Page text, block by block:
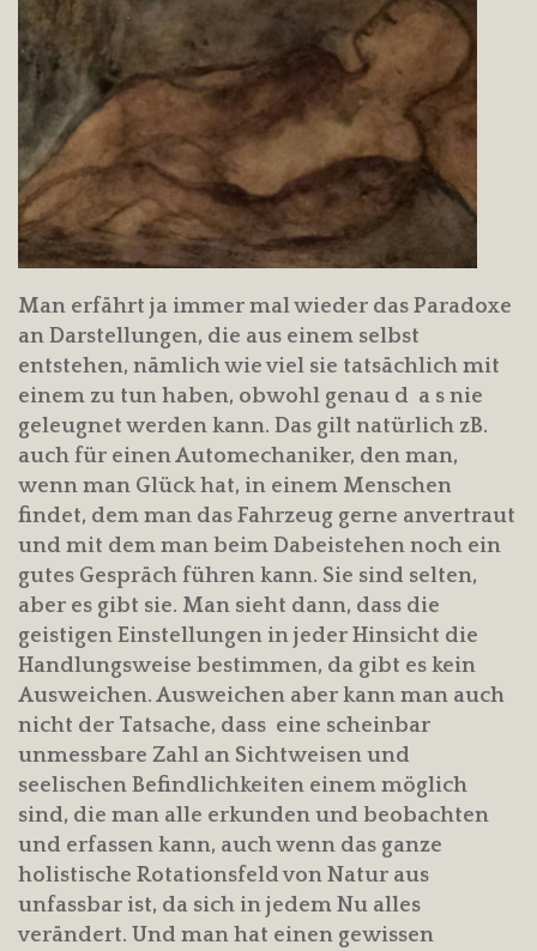
Man erfährt ja immer mal wieder das Paradoxe
an Darstellungen, die aus einem selbst
entstehen, nämlich wie viel sie tatsächlich mit
einem zu tun haben, obwohl genau d a s nie
geleugnet werden kann. Das gilt natürlich zB.
auch für einen Automechaniker, den man,
wenn man Glück hat, in einem Menschen
findet, dem man das Fahrzeug gerne anvertraut
und mit dem man beim Dabeistehen noch ein
gutes Gespräch führen kann. Sie sind selten,
aber es gibt sie. Man sieht dann, dass die
geistigen Einstellungen in jeder Hinsicht die
Handlungsweise bestimmen, da gibt es kein
Ausweichen. Ausweichen aber kann man auch
nicht der Tatsache, dass eine scheinbar
unmessbare Zahl an Sichtweisen und
seelischen Befindlichkeiten einem möglich
sind, die man alle erkunden und beobachten
und erfassen kann, auch wenn das ganze
holistische Rotationsfeld von Natur aus
unfassbar ist, da sich in jedem Nu alles
verändert. Und man hat einen gewissen